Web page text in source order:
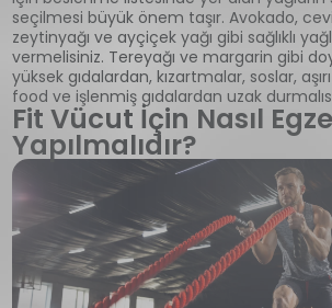
seçilmesi büyük önem taşır. Avokado,
zeytinyağı ve ayçiçek yağı gibi sağlıklı
vermelisiniz. Tereyağı ve margarin gibi
yüksek gıdalardan, kızartmalar, soslar,
food ve işlenmiş gıdalardan uzak
Fit Vücut İçin Nasıl
Yapılmalıdır?